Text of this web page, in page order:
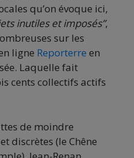
qu’on évoque ici,
inutiles et imposés”,
sur les
ligne Reporterre en
Laquelle fait
cents collectifs actifs
de moindre
discrètes (le Chêne